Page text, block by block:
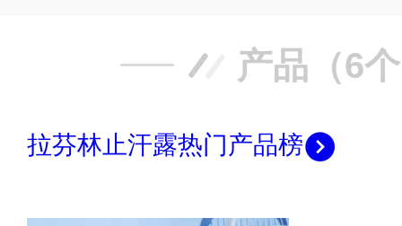
产品（6
拉芬林止汗露热门产品榜